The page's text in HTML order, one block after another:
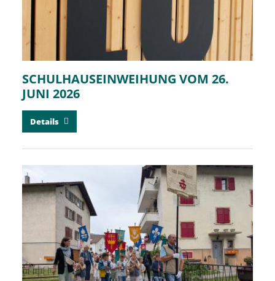
SCHULHAUSEINWEIHUNG VOM 26.
JUNI 2026
Details